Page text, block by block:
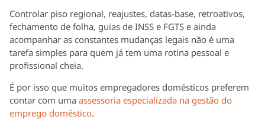
Controlar piso regional, reajustes, datas-base, retroativos,
fechamento de folha, guias de INSS e FGTS e ainda
acompanhar as constantes mudanças legais não é uma
tarefa simples para quem já tem uma rotina pessoal e
profissional cheia.
É por isso que muitos empregadores domésticos preferem
contar com uma assessoria especializada na gestão do
emprego doméstico.